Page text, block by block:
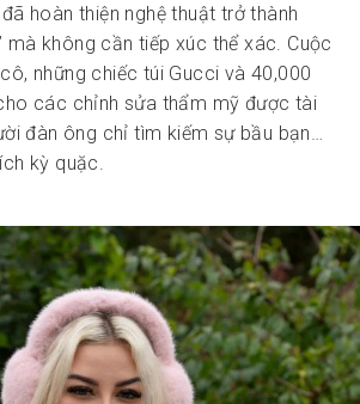
hoàn thiện nghệ thuật trở thành
mà không cần tiếp xúc thể xác. Cuộc
những chiếc túi Gucci và 40,000
các chỉnh sửa thẩm mỹ được tài
đàn ông chỉ tìm kiếm sự bầu bạn…
kỳ quặc.